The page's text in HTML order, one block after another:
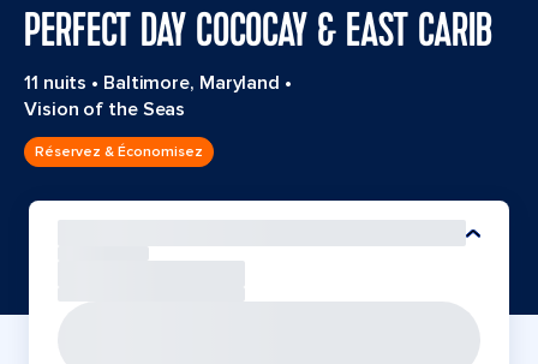
PERFECT DAY COCOCAY & EAST CARIB
11 nuits • Baltimore, Maryland •
Vision of the Seas
Réservez & Économisez